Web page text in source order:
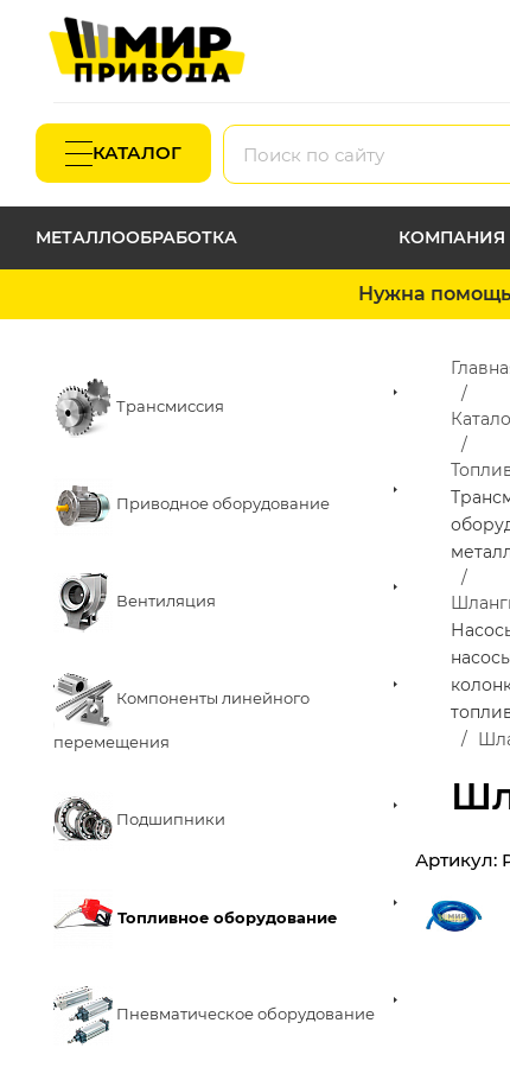
КАТАЛОГ
МЕТАЛЛООБРАБОТКА КОМПАНИЯ
Нужна помощь
Трансмиссия
Приводное оборудование
Вентиляция
Компоненты линейного
перемещения
Подшипники
Топливное оборудование
Пневматическое оборудование
Артикул: